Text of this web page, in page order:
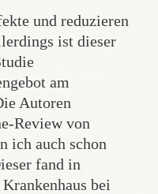
und reduzieren
ist dieser
am
Autoren
Review von
ich auch schon
fand in
bei